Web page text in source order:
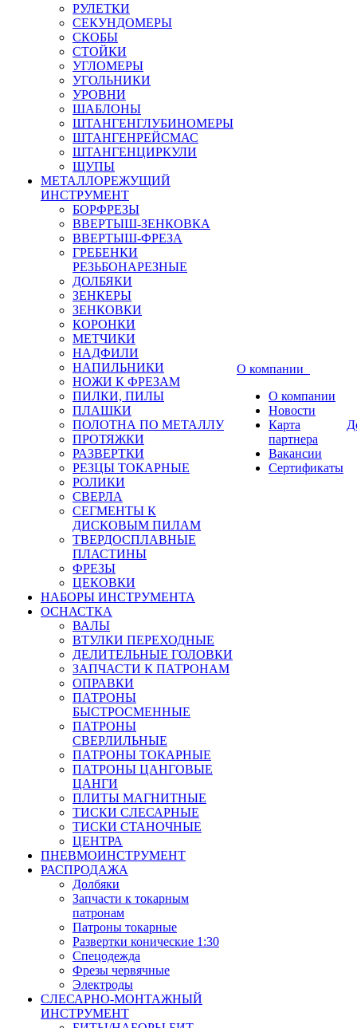
РУЛЕТКИ
СЕКУНДОМЕРЫ
СКОБЫ
СТОЙКИ
УГЛОМЕРЫ
УГОЛЬНИКИ
УРОВНИ
ШАБЛОНЫ
ШТАНГЕНГЛУБИНОМЕРЫ
ШТАНГЕНРЕЙСМАС
ШТАНГЕНЦИРКУЛИ
ЩУПЫ
МЕТАЛЛОРЕЖУЩИЙ
ИНСТРУМЕНТ
БОРФРЕЗЫ
ВВЕРТЫШ-ЗЕНКОВКА
ВВЕРТЫШ-ФРЕЗА
ГРЕБЕНКИ
РЕЗЬБОНАРЕЗНЫЕ
ДОЛБЯКИ
ЗЕНКЕРЫ
ЗЕНКОВКИ
КОРОНКИ
МЕТЧИКИ
НАДФИЛИ
НАПИЛЬНИКИ
НОЖИ К ФРЕЗАМ
ПИЛКИ, ПИЛЫ
ПЛАШКИ
ПОЛОТНА ПО МЕТАЛЛУ
ПРОТЯЖКИ
РАЗВЕРТКИ
РЕЗЦЫ ТОКАРНЫЕ
РОЛИКИ
СВЕРЛА
СЕГМЕНТЫ К
ДИСКОВЫМ ПИЛАМ
ТВЕРДОСПЛАВНЫЕ
ПЛАСТИНЫ
ФРЕЗЫ
ЦЕКОВКИ
НАБОРЫ ИНСТРУМЕНТА
ОСНАСТКА
ВАЛЫ
ВТУЛКИ ПЕРЕХОДНЫЕ
ДЕЛИТЕЛЬНЫЕ ГОЛОВКИ
ЗАПЧАСТИ К ПАТРОНАМ
ОПРАВКИ
ПАТРОНЫ
БЫСТРОСМЕННЫЕ
ПАТРОНЫ
СВЕРЛИЛЬНЫЕ
ПАТРОНЫ ТОКАРНЫЕ
ПАТРОНЫ ЦАНГОВЫЕ
ЦАНГИ
ПЛИТЫ МАГНИТНЫЕ
ТИСКИ СЛЕСАРНЫЕ
ТИСКИ СТАНОЧНЫЕ
ЦЕНТРА
ПНЕВМОИНСТРУМЕНТ
РАСПРОДАЖА
Долбяки
Запчасти к токарным
патронам
Патроны токарные
Развертки конические 1:30
Спецодежда
Фрезы червячные
Электроды
СЛЕСАРНО-МОНТАЖНЫЙ
ИНСТРУМЕНТ
О компании
О компании
Новости
Карта
партнера
Вакансии
Сертификаты